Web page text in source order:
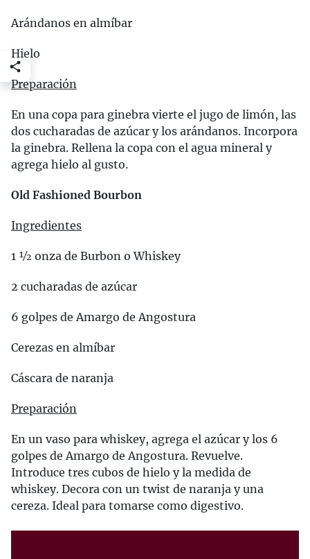
Arándanos en almíbar
Hielo
Preparación
En una copa para ginebra vierte el jugo de limón, las
dos cucharadas de azúcar y los arándanos. Incorpora
la ginebra. Rellena la copa con el agua mineral y
agrega hielo al gusto.
Old Fashioned Bourbon
Ingredientes
1 ½ onza de Burbon o Whiskey
2 cucharadas de azúcar
6 golpes de Amargo de Angostura
Cerezas en almíbar
Cáscara de naranja
Preparación
En un vaso para whiskey, agrega el azúcar y los 6
golpes de Amargo de Angostura. Revuelve.
Introduce tres cubos de hielo y la medida de
whiskey. Decora con un twist de naranja y una
cereza. Ideal para tomarse como digestivo.